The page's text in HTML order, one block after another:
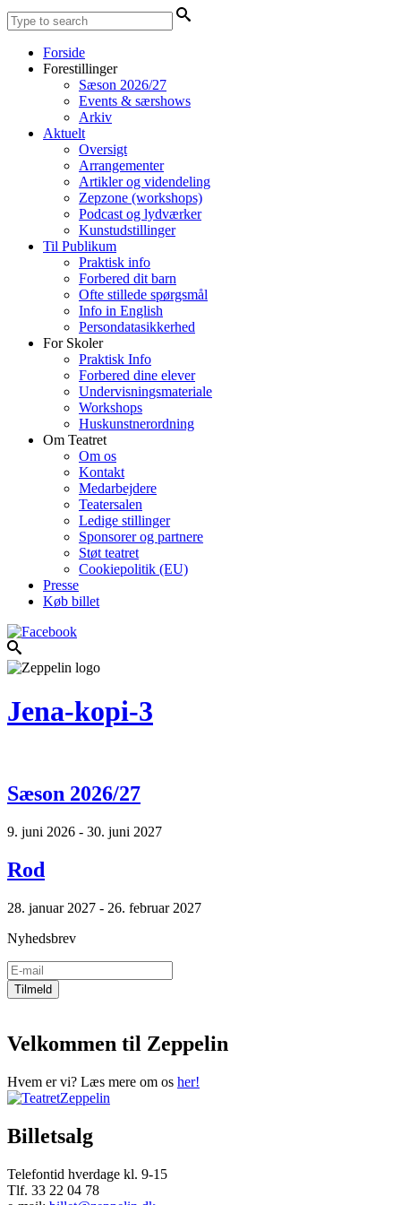
Forside
Forestillinger
Sæson 2026/27
Events & særshows
Arkiv
Aktuelt
Oversigt
Arrangementer
Artikler og videndeling
Zepzone (workshops)
Podcast og lydværker
Kunstudstillinger
Til Publikum
Praktisk info
Forbered dit barn
Ofte stillede spørgsmål
Info in English
Persondatasikkerhed
For Skoler
Praktisk Info
Forbered dine elever
Undervisningsmateriale
Workshops
Huskunstnerordning
Om Teatret
Om os
Kontakt
Medarbejdere
Teatersalen
Ledige stillinger
Sponsorer og partnere
Støt teatret
Cookiepolitik (EU)
Presse
Køb billet
Jena-kopi-3
Sæson 2026/27
9. juni 2026 - 30. juni 2027
Rod
28. januar 2027 - 26. februar 2027
Nyhedsbrev
Velkommen til Zeppelin
Hvem er vi? Læs mere om os her!
Billetsalg
Telefontid hverdage kl. 9-15
Tlf. 33 22 04 78